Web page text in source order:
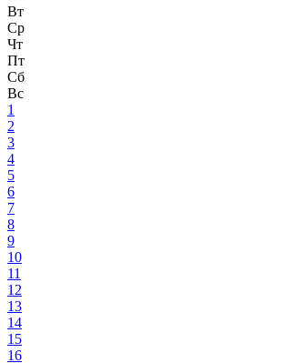
Вт
Ср
Чт
Пт
Сб
Вс
1
2
3
4
5
6
7
8
9
10
11
12
13
14
15
16